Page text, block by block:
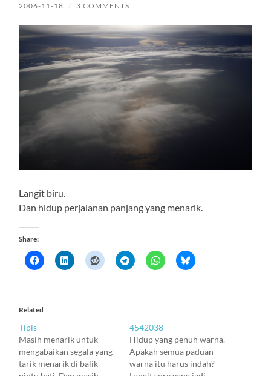
2006-11-18 / 3 COMMENTS
Langit biru.
Dan hidup perjalanan panjang yang menarik.
Share:
Related
Tipis
Masih menarik untuk
mengabaikan segala yang
tarik menarik di balik
4542038
Hidup yang penuh warna.
Apakah semua paduan
warna itu harus indah?